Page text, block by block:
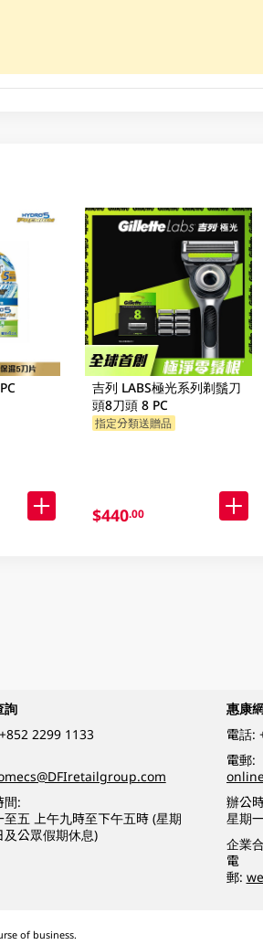
吉列 LABS極光系列剃鬚刀
頭8刀頭 8 PC
指定分類送贈品
$440.00
詢
+852 2299 1133
間:
至五 上午九時至下午五時 (星期
及公眾假期休息)
惠康
電話:
電郵:
辦公
星期
企業
電
郵:
of business.